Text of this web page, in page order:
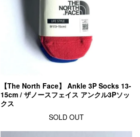
【The North Face】 Ankle 3P Socks 13-
15cm / ザノースフェイス アンクル3Pソッ
クス
SOLD OUT